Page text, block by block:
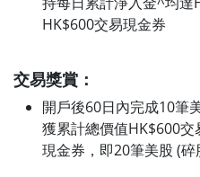
HK$600交易現金券
交易獎賞：
開戶後60日內完成10筆
獲累計總價值HK$600
現金券，即20筆美股 (碎